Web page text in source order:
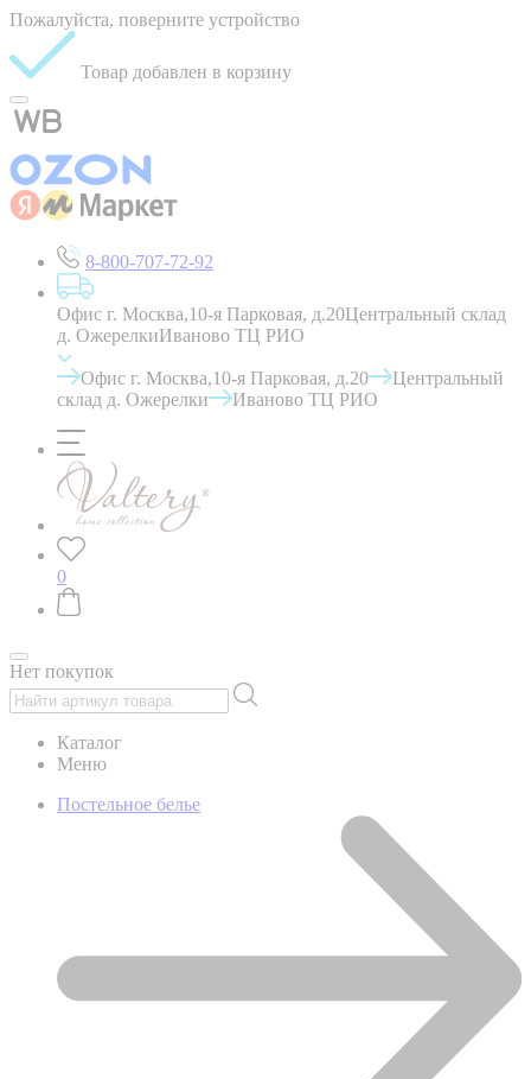
Пожалуйста, поверните устройство
Товар добавлен в корзину
8-800-707-72-92
Офис г. Москва,10-я Парковая, д.20Центральный склад
д. ОжерелкиИваново ТЦ РИО
Офис г. Москва,10-я Парковая, д.20
Центральный
склад д. Ожерелки
Иваново ТЦ РИО
0
Нет покупок
Каталог
Меню
Постельное белье